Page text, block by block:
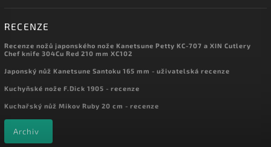
RECENZE
Recenze nožů japonského nože Kanetsune Petty KC-707 a XIN Cutlery
Chef knife 304Cu Red 210 mm XC102
Japonský nůž Kanetsune Santoku 165 mm - uživatelská recenze
Kuchyňské nože F.Dick 1905 - recenze
Kuchařský nůž Mikov Ruby 20 cm - recenze
Archiv